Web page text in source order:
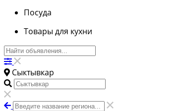
Посуда
Товары для кухни
Сыктывкар